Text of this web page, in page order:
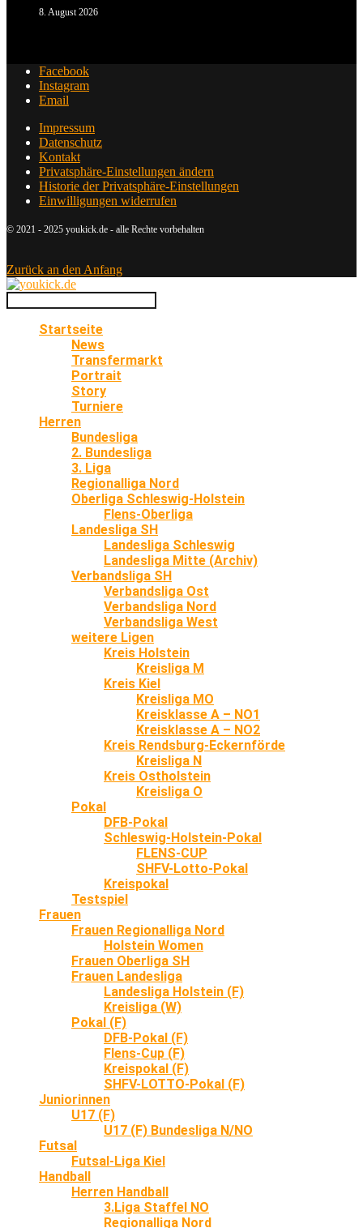
8. August 2026
Facebook
Instagram
Email
Impressum
Datenschutz
Kontakt
Privatsphäre-Einstellungen ändern
Historie der Privatsphäre-Einstellungen
Einwilligungen widerrufen
© 2021 - 2025 youkick.de - alle Rechte vorbehalten
Zurück an den Anfang
Startseite
News
Transfermarkt
Portrait
Story
Turniere
Herren
Bundesliga
2. Bundesliga
3. Liga
Regionalliga Nord
Oberliga Schleswig-Holstein
Flens-Oberliga
Landesliga SH
Landesliga Schleswig
Landesliga Mitte (Archiv)
Verbandsliga SH
Verbandsliga Ost
Verbandsliga Nord
Verbandsliga West
weitere Ligen
Kreis Holstein
Kreisliga M
Kreis Kiel
Kreisliga MO
Kreisklasse A – NO1
Kreisklasse A – NO2
Kreis Rendsburg-Eckernförde
Kreisliga N
Kreis Ostholstein
Kreisliga O
Pokal
DFB-Pokal
Schleswig-Holstein-Pokal
FLENS-CUP
SHFV-Lotto-Pokal
Kreispokal
Testspiel
Frauen
Frauen Regionalliga Nord
Holstein Women
Frauen Oberliga SH
Frauen Landesliga
Landesliga Holstein (F)
Kreisliga (W)
Pokal (F)
DFB-Pokal (F)
Flens-Cup (F)
Kreispokal (F)
SHFV-LOTTO-Pokal (F)
Juniorinnen
U17 (F)
U17 (F) Bundesliga N/NO
Futsal
Futsal-Liga Kiel
Handball
Herren Handball
3.Liga Staffel NO
Regionalliga Nord